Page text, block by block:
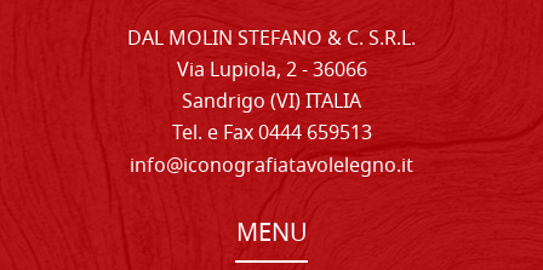
DAL MOLIN STEFANO & C. S.R.L.
Via Lupiola, 2 - 36066
Sandrigo (VI) ITALIA
Tel. e Fax 0444 659513
info@iconografiatavolelegno.it
MENU